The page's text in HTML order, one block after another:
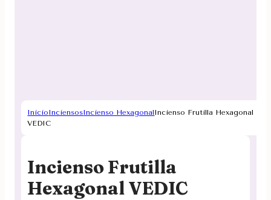
InicioInciensosIncienso HexagonalIncienso Frutilla Hexagonal
VEDIC
Incienso Frutilla
Hexagonal VEDIC